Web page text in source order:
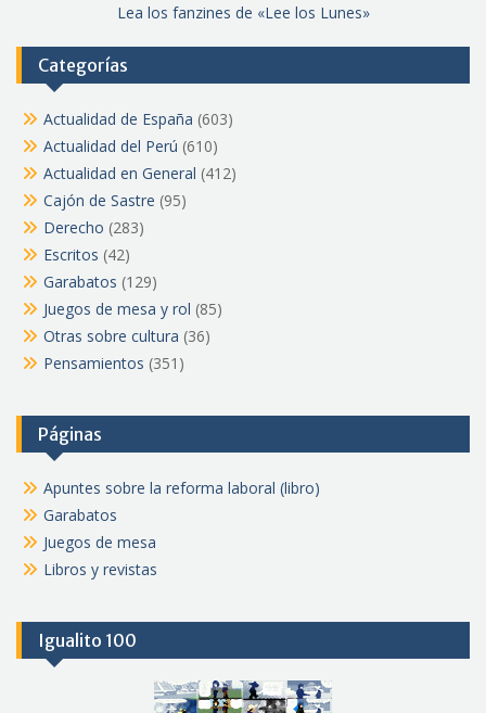
Lea los fanzines de «Lee los Lunes»
Categorías
Actualidad de España (603)
Actualidad del Perú (610)
Actualidad en General (412)
Cajón de Sastre (95)
Derecho (283)
Escritos (42)
Garabatos (129)
Juegos de mesa y rol (85)
Otras sobre cultura (36)
Pensamientos (351)
Páginas
Apuntes sobre la reforma laboral (libro)
Garabatos
Juegos de mesa
Libros y revistas
Igualito 100